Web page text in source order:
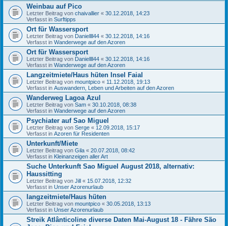
Weinbau auf Pico
Letzter Beitrag von chaivallier « 30.12.2018, 14:23
Verfasst in Surftipps
Ort für Wassersport
Letzter Beitrag von Daniellll44 « 30.12.2018, 14:16
Verfasst in Wanderwege auf den Azoren
Ort für Wassersport
Letzter Beitrag von Daniellll44 « 30.12.2018, 14:16
Verfasst in Wanderwege auf den Azoren
Langzeitmiete/Haus hüten Insel Faial
Letzter Beitrag von mountpico « 11.12.2018, 19:13
Verfasst in Auswandern, Leben und Arbeiten auf den Azoren
Wanderweg Lagoa Azul
Letzter Beitrag von Sam « 30.10.2018, 08:38
Verfasst in Wanderwege auf den Azoren
Psychiater auf Sao Miguel
Letzter Beitrag von Serge « 12.09.2018, 15:17
Verfasst in Azoren für Residenten
Unterkunft/Miete
Letzter Beitrag von Gila « 20.07.2018, 08:42
Verfasst in Kleinanzeigen aller Art
Suche Unterkunft Sao Miguel August 2018, alternativ:
Haussitting
Letzter Beitrag von Jill « 15.07.2018, 12:32
Verfasst in Unser Azorenurlaub
langzeitmiete/Haus hüten
Letzter Beitrag von mountpico « 30.05.2018, 13:13
Verfasst in Unser Azorenurlaub
Streik Atlânticoline diverse Daten Mai-August 18 - Fähre São